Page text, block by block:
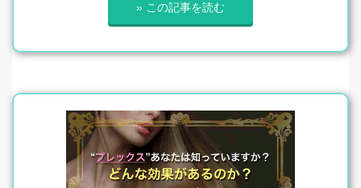
» この記事を読む